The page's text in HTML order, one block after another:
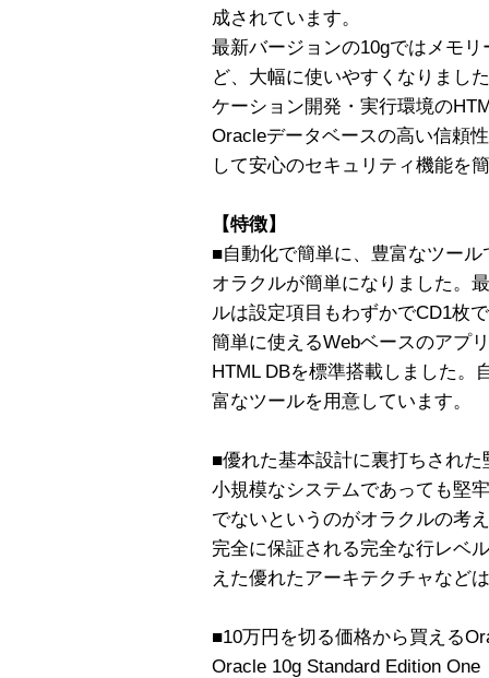
成されています。
最新バージョンの10gではメモ
ど、大幅に使いやすくなりまし
ケーション開発・実行環境の
Oracleデータベースの高い信頼
して安心のセキュリティ機能を
【特徴】
■自動化で簡単に、豊富なツール
オラクルが簡単になりました。
ルは設定項目もわずかでCD1枚
簡単に使えるWebベースのアプ
HTML DBを標準搭載しました。
富なツールを用意しています。
■優れた基本設計に裏打ちされ
小規模なシステムであっても堅
でないというのがオラクルの考
完全に保証される完全な行レベ
えた優れたアーキテクチャなど
■10万円を切る価格から買える
Oracle 10g Standard Edition